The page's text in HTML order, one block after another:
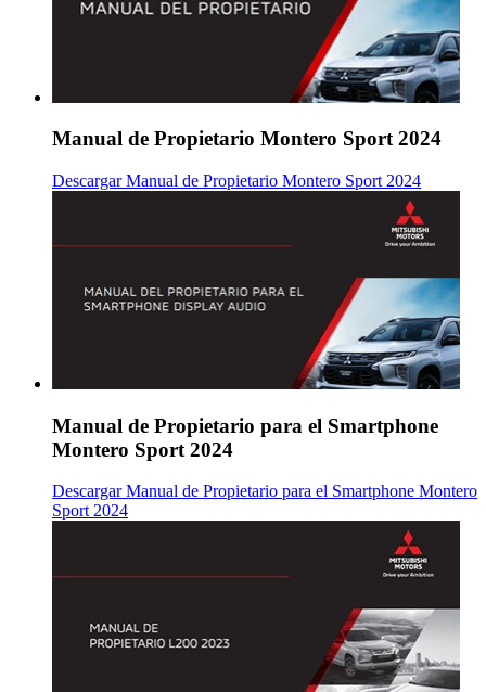
Manual de Propietario Montero Sport 2024
Descargar Manual de Propietario Montero Sport 2024
Manual de Propietario para el Smartphone
Montero Sport 2024
Descargar Manual de Propietario para el Smartphone Montero
Sport 2024